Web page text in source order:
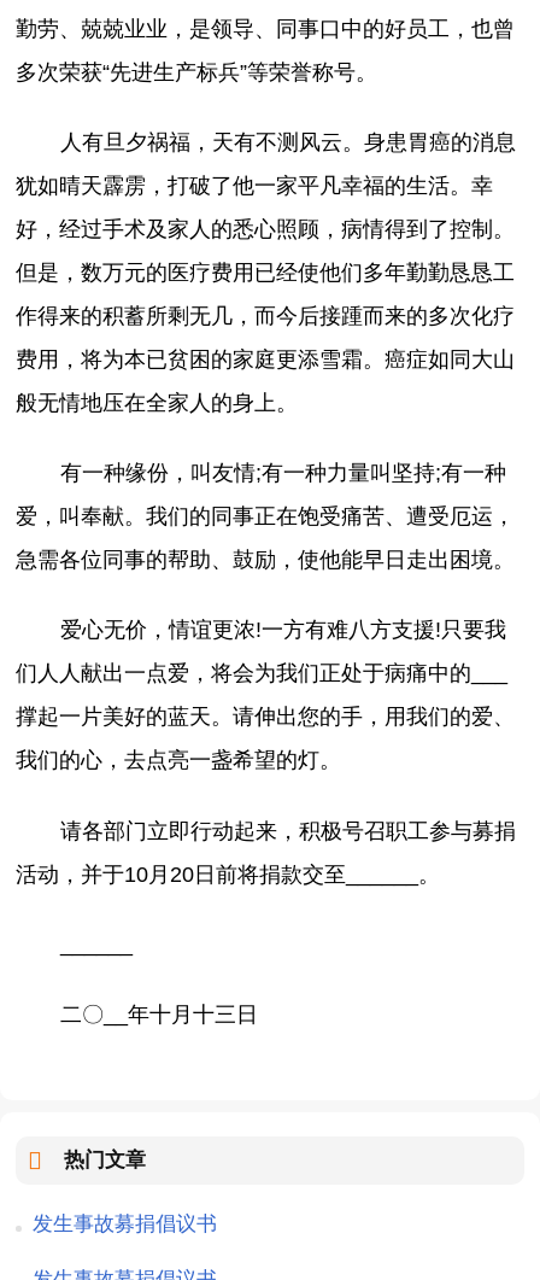
勤劳、兢兢业业，是领导、同事口中的好员工，也曾
多次荣获“先进生产标兵”等荣誉称号。
人有旦夕祸福，天有不测风云。身患胃癌的消息
犹如晴天霹雳，打破了他一家平凡幸福的生活。幸
好，经过手术及家人的悉心照顾，病情得到了控制。
但是，数万元的医疗费用已经使他们多年勤勤恳恳工
作得来的积蓄所剩无几，而今后接踵而来的多次化疗
费用，将为本已贫困的家庭更添雪霜。癌症如同大山
般无情地压在全家人的身上。
有一种缘份，叫友情;有一种力量叫坚持;有一种
爱，叫奉献。我们的同事正在饱受痛苦、遭受厄运，
急需各位同事的帮助、鼓励，使他能早日走出困境。
爱心无价，情谊更浓!一方有难八方支援!只要我
们人人献出一点爱，将会为我们正处于病痛中的___
撑起一片美好的蓝天。请伸出您的手，用我们的爱、
我们的心，去点亮一盏希望的灯。
请各部门立即行动起来，积极号召职工参与募捐
活动，并于10月20日前将捐款交至______ 。
二〇__ 年十月十三日
热门文章
发生事故募捐倡议书